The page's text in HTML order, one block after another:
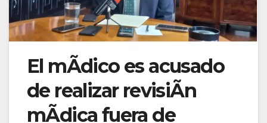
El mÃdico es acusado
de realizar revisiÃn
mÃdica fuera de